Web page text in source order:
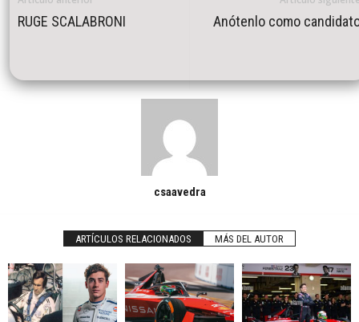
RUGE SCALABRONI Anótenlo como
csaavedra
ARTÍCULOS RELACIONADOS MÁS DEL AUTOR